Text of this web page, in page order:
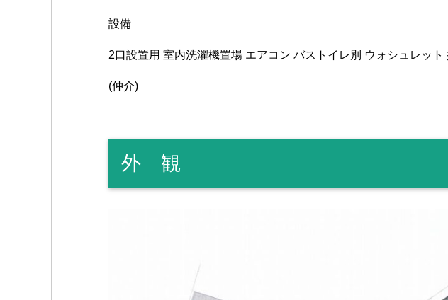
設備
2口設置用 室内洗濯機置場 エアコン バストイレ別 ウォシュレッ
(仲介)
外 観